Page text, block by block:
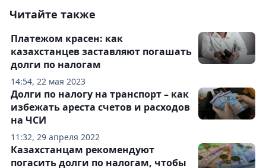
Читайте также
14:54, 22 мая 2023
Платежом красен: как
казахстанцев заставляют погашать
долги по налогам
11:32, 29 апреля 2022
Долги по налогу на транспорт – как
избежать ареста счетов и расходов
на ЧСИ
Казахстанцам рекомендуют
погасить долги по налогам, чтобы